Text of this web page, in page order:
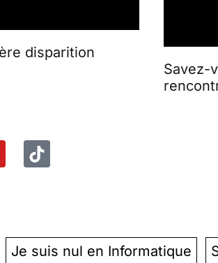
disparition
Savez-
Je suis nul en Informatique